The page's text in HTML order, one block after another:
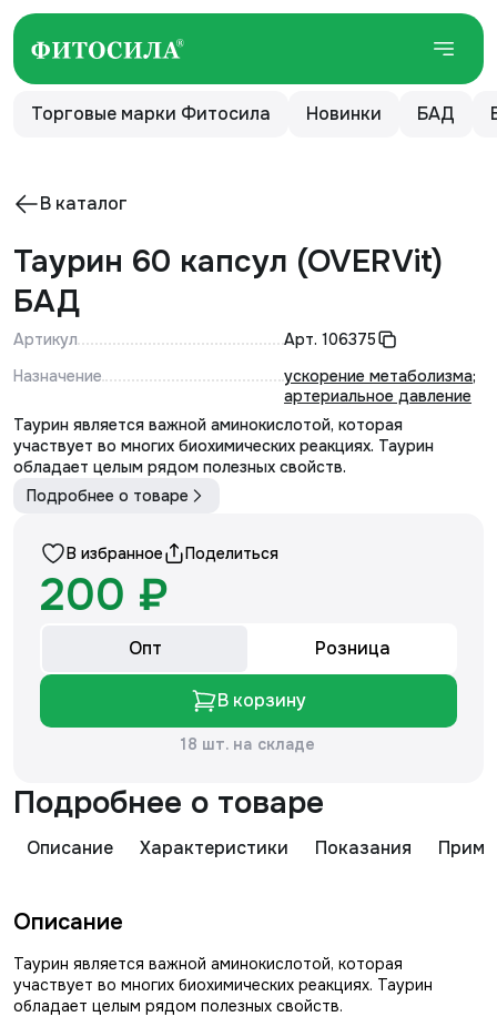
Торговые марки Фитосила Новинки БАД
В каталог
Таурин 60 капсул (OVERVit)
БАД
Артикул Арт. 106375
Назначение
ускорение метаболизма;
артериальное давление
Таурин является важной аминокислотой, которая
участвует во многих биохимических реакциях. Таурин
обладает целым рядом полезных свойств.
Подробнее о товаре
В избранное Поделиться
200 ₽
Опт Розница
В корзину
18 шт. на складе
Подробнее о товаре
Описание Характеристики Показания
Описание
Таурин является важной аминокислотой, которая
участвует во многих биохимических реакциях. Таурин
обладает целым рядом полезных свойств.